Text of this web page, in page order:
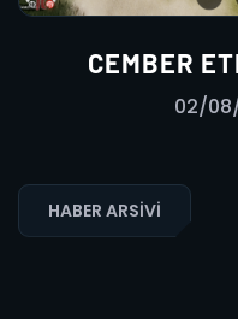
CEMBER
02/
HABER ARSIVI